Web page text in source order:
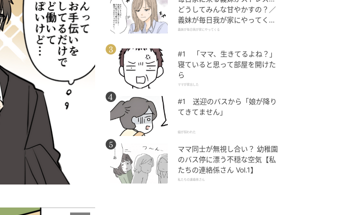
どうしてみんな甘やかすの？／
義妹が毎日我が家にやってくる
（1）【義父母がシンドイんで
義妹が毎日我が家にやってくる
#1 「ママ、生きてるよね？」
寝ていると思って部屋を開けた
ら
ママが家出した
#1 送迎のバスから「娘が降り
てきてません」
娘が拐われた
ママ同士が無視し合い？ 幼稚園
のバス停に漂う不穏な空気【私
たちの連絡係さん Vol.1】
私たちの連絡係さん